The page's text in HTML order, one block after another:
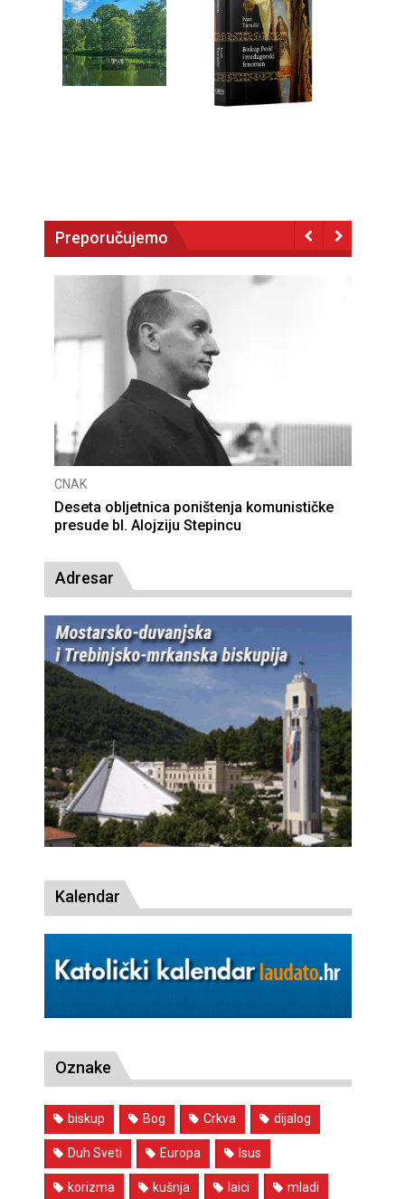
Preporučujemo
CNAK
Deseta obljetnica poništenja komunističke
presude bl. Alojziju Stepincu
Adresar
Kalendar
Oznake
biskup Bog Crkva dijalog
Duh Sveti Europa Isus
korizma kušnja laici mladi